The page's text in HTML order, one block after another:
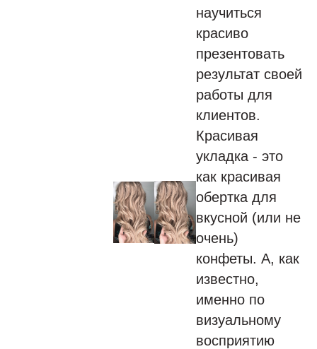
научиться
красиво
презентовать
результат своей
работы для
клиентов.
Красивая
укладка - это
как красивая
обертка для
вкусной (или не
очень)
конфеты. А, как
известно,
именно по
визуальному
восприятию